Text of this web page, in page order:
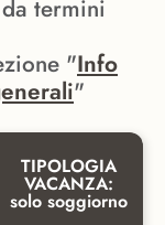
termini
"Info
"
TIPOLOGIA
VACANZA:
solo soggiorno